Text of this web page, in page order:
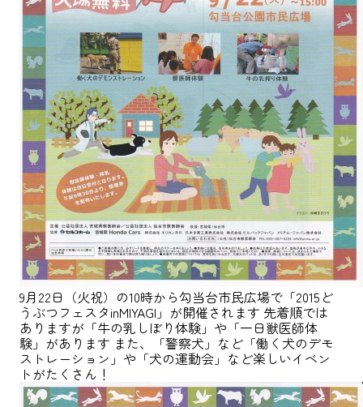
9月22日（火祝）の10時から勾当台市民広場で「2015ど
うぶつフェスタinMIYAGI」が開催されます 先着順では
ありますが「牛の乳しぼり体験」や「一日獣医師体
験」があります また、「警察犬」など「働く犬のデモ
ストレーション」や「犬の運動会」など楽しいイベン
トがたくさん！